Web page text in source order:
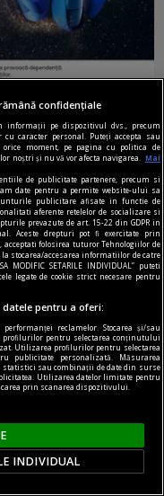
românia
în România
– descoperă
lansează la
STARDRIFT,
inovator produs
fără fum.
confidențiale
informații pe dispozitivul dvs., precum
caracter personal. Puteți accepta sau
moment, pe pagina cu politica de
noștri și nu vă vor afecta navigarea.
Mai
de publicitate partenere, precum si
date pentru a permite website-ului sa
publicitare afisate in functie de
aferente retelelor de socializare si
prevazute de art. 15-22 din GDPR in
Aceste drepturi pot fi exercitate prin
acceptati folosirea tuturor Tehnologiilor de
stocarea/accesarea informatiilor de catre
SETARILE INDIVIDUAL” puteti
legate de cookie strict necesare pentru
pentru a oferi:
reclamelor. Stocarea și/sau
pentru selectarea conținutului
Utilizarea profilurilor pentru selectarea
publicitate personalizată. Măsurarea
sau combinații de date din surse
Utilizarea datelor limitate pentru
prin scanarea dispozitivului.
INDIVIDUAL